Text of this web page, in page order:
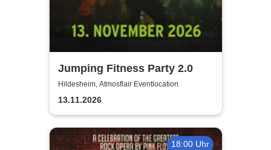
Jumping Fitness Party 2.0
Hildesheim, Atmosflair Eventlocation
13.11.2026
18:00 Uhr